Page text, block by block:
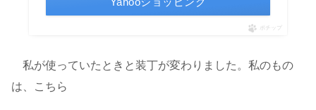
ポチップ
私が使っていたときと装丁が変わりました。私のもの
は、こちら